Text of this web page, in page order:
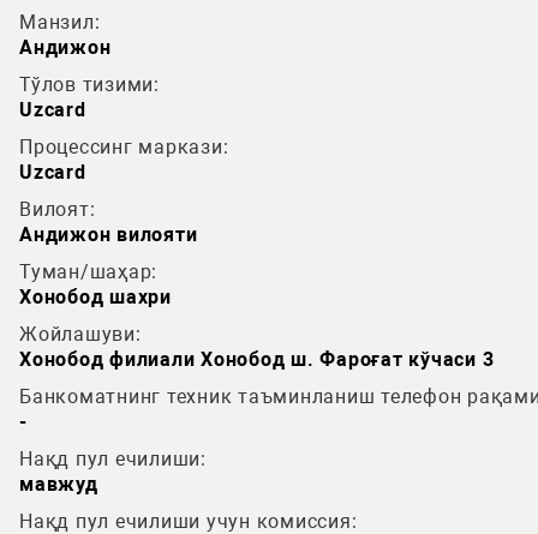
Манзил:
Андижон
Тўлов тизими:
Uzcard
Процессинг маркази:
Uzcard
Вилоят:
Андижон вилояти
Туман/шаҳар:
Хонобод шахри
Жойлашуви:
Хонобод филиали Хонобод ш. Фароғат кўчаси 3
Банкоматнинг техник таъминланиш телефон
-
Нақд пул ечилиши:
мавжуд
Нақд пул ечилиши учун комиссия: